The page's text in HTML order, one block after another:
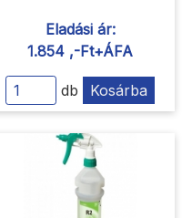
Eladási ár:
1.854 ,-Ft+ÁFA
db Kosárba